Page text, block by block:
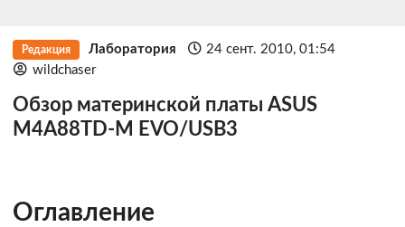
Редакция Лаборатория
24 сент. 2010, 01:54
wildchaser
Обзор материнской платы ASUS
M4A88TD-M EVO/USB3
Оглавление